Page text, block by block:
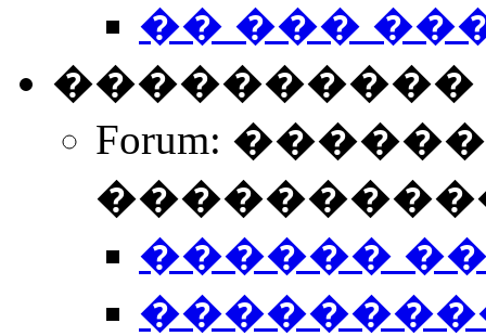
�� ���
����������
Forum:
������